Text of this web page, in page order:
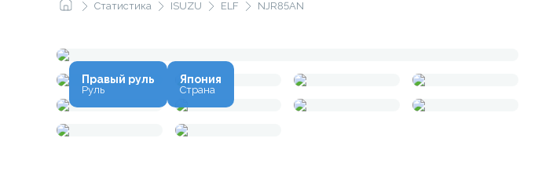
Статистика ISUZU ELF NJR85AN
Правый руль
Руль
Япония
Страна